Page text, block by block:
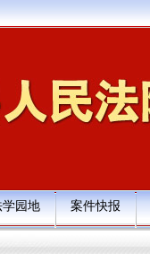
学园地 案件快报